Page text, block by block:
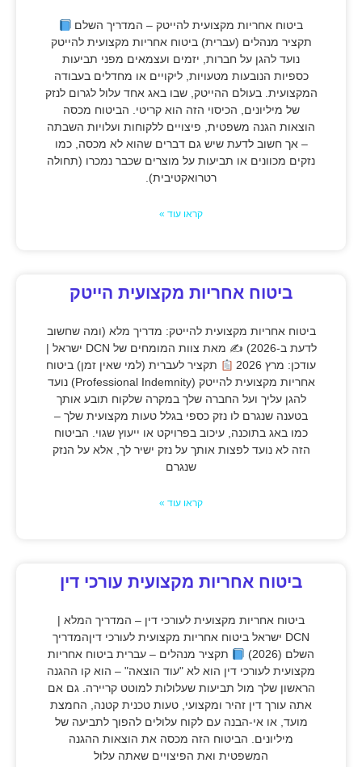
ביטוח אחריות מקצועית להייטק – המדריך השלם
תקציר מנהלים (עברית) ביטוח אחריות מקצועית להייטק
נועד להגן על חברות, יזמים ועצמאים מפני תביעות
כספיות הנובעות מטעויות, ליקויים או מחדלים בעבודה
המקצועית. בעולם ההייטק, שבו באג אחד עלול לגרום לנזק
של מיליונים, הכיסוי הזה הוא קריטי. הביטוח מכסה
הוצאות הגנה משפטית, פיצויים ללקוחות ועלויות השבתה
– אך חשוב לדעת שיש גם דברים שהוא לא מכסה, כמו
נזקים מכוונים או תביעות על מוצרים שכבר נמכרו (תחולה
רטרואקטיבית).
קראו עוד »
ביטוח אחריות מקצועית הייטק
ביטוח אחריות מקצועית להייטק: מדריך מלא (ומה שחשוב
לדעת ב-2026) ✍
מאת צוות המומחים של DCN ישראל |
עודכן: מרץ 2026
תקציר לעברית (למי שאין זמן) ביטוח
אחריות מקצועית להייטק (Professional Indemnity) נועד
להגן עליך ועל החברה שלך במקרה שלקוח תובע אותך
בטענה שנגרם לו נזק כספי בגלל טעות מקצועית שלך –
כמו באג בתוכנה, עיכוב בפרויקט או ייעוץ שגוי. הביטוח
הזה לא נועד לפצות אותך על נזק ישיר לך, אלא על הנזק
שנגרם
קראו עוד »
ביטוח אחריות מקצועית עורכי דין
ביטוח אחריות מקצועית לעורכי דין – המדריך המלא |
DCN ישראל ביטוח אחריות מקצועית לעורכי דיןהמדריך
השלם (2026)
תקציר מנהלים – עברית ביטוח אחריות
מקצועית לעורכי דין הוא לא "עוד הוצאה" – הוא קו ההגנה
הראשון שלך מול תביעות שעלולות למוטט קריירה. גם אם
אתה עורך דין זהיר ומקצועי, טעות טכנית קטנה, החמצת
מועד, או אי-הבנה עם לקוח עלולים להפוך לתביעה של
מיליונים. הביטוח הזה מכסה את הוצאות ההגנה
המשפטית ואת הפיצויים שאתה עלול